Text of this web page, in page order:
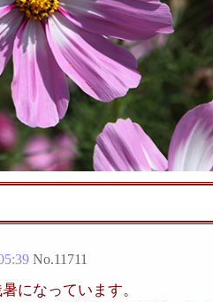
No.11711
になっています。